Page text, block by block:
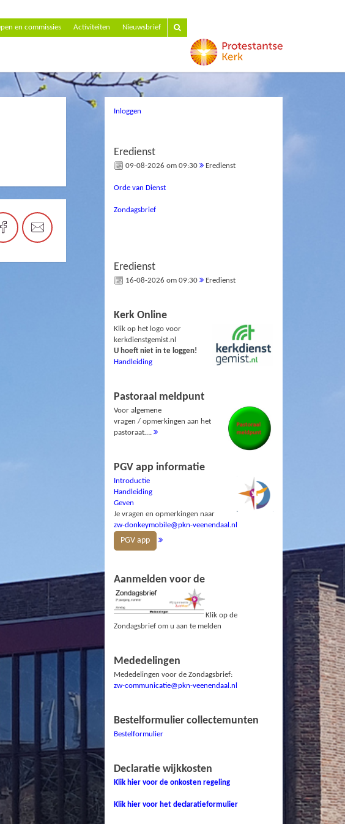
en commissies Activiteiten Nieuwsbrief
Inloggen
Eredienst
09-08-2026 om 09:30 Eredienst
Orde van Dienst
Zondagsbrief
Eredienst
16-08-2026 om 09:30 Eredienst
Kerk Online
Klik op het logo voor
kerkdienstgemist.nl
U hoeft niet in te loggen!
Handleiding
Pastoraal meldpunt
Voor algemene
vragen / opmerkingen aan het
pastoraat….
PGV app informatie
Introductie
Handleiding
Geven
Je vragen en opmerkingen naar
zw-donkeymobile@pkn-veenendaal.nl
PGV app
Aanmelden voor de
Klik op de
Zondagsbrief om u aan te melden
Mededelingen
Mededelingen voor de Zondagsbrief:
zw-communicatie@pkn-veenendaal.nl
Bestelformulier collectemunten
Bestelformulier
Declaratie wijkkosten
Klik hier voor de onkosten regeling
Klik hier voor het declaratieformulier